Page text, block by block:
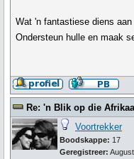
Wat 'n fantastiese diens
Ondersteun hulle en maak
Re: 'n Blik op die
Voortrekker
Boodskappe: 17
Geregistreer: